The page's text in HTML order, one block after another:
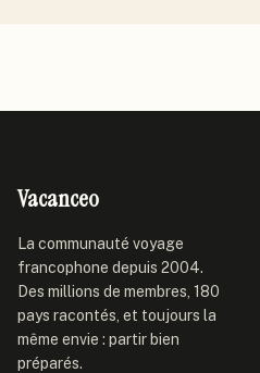
Vacanceo
La communauté voyage
francophone depuis 2004.
Des millions de membres, 180
pays racontés, et toujours la
même envie : partir bien
préparés.